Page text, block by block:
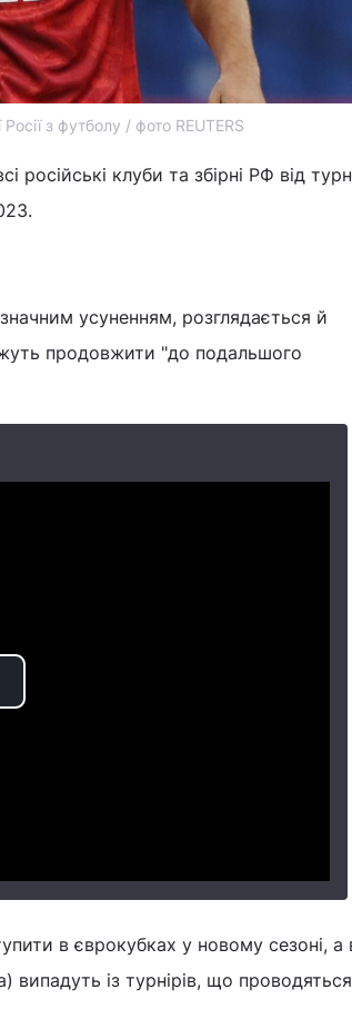
з футболу / фото REUTERS
клуби та збірні РФ від
усуненням, розглядається й
продовжити "до подальшого
в єврокубках у новому сезоні, а
випадуть із турнірів, що